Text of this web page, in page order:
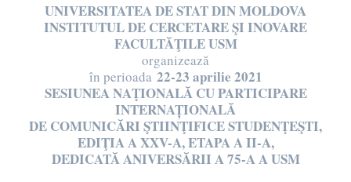
UNIVERSITATEA DE STAT DIN MOLDOVA
INSTITUTUL DE CERCETARE ŞI INOVARE
FACULTĂŢILE USM
organizează
în perioada 22-23 aprilie 2021
SESIUNEA NAŢIONALĂ CU PARTICIPARE
INTERNAȚIONALĂ
DE COMUNICĂRI ŞTIINŢIFICE STUDENŢEŞTI,
EDIŢIA A XXV-A, ETAPA A II-A,
DEDICATĂ ANIVERSĂRII A 75-A A USM